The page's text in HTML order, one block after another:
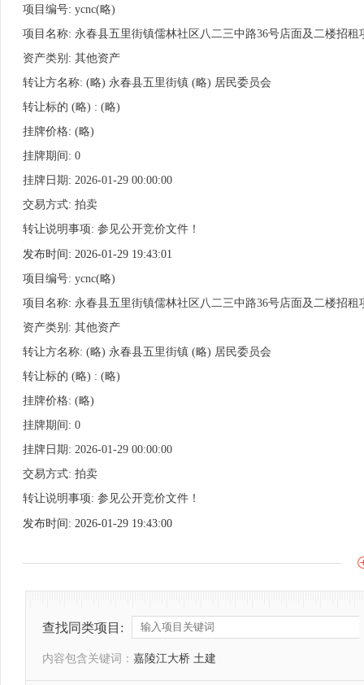
项目编号: ycnc(略)
项目名称: 永春县五里街镇儒林社区八二三中路36号店面及二楼招租
资产类别: 其他资产
转让方名称: (略) 永春县五里街镇 (略) 居民委员会
转让标的 (略) : (略)
挂牌价格: (略)
挂牌期间: 0
挂牌日期: 2026-01-29 00:00:00
交易方式: 拍卖
转让说明事项: 参见公开竞价文件！
发布时间: 2026-01-29 19:43:01
项目编号: ycnc(略)
项目名称: 永春县五里街镇儒林社区八二三中路36号店面及二楼招租
资产类别: 其他资产
转让方名称: (略) 永春县五里街镇 (略) 居民委员会
转让标的 (略) : (略)
挂牌价格: (略)
挂牌期间: 0
挂牌日期: 2026-01-29 00:00:00
交易方式: 拍卖
转让说明事项: 参见公开竞价文件！
发布时间: 2026-01-29 19:43:00
查找同类项目:
内容包含关键词： 嘉陵江大桥 土建